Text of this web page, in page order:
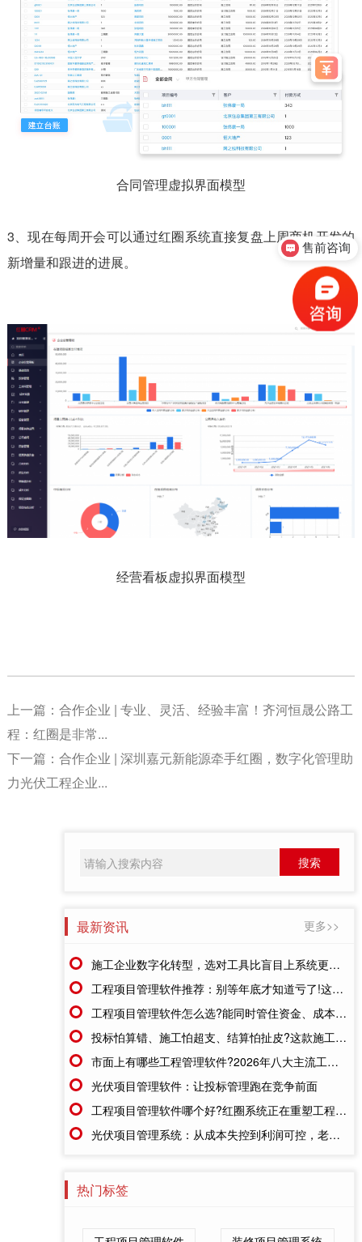
合同管理虚拟界面模型
3、现在每周开会可以通过红圈系统直接复盘上周商机开发的
新增量和跟进的进展。
经营看板虚拟界面模型
上一篇： 合作企业 | 专业、灵活、经验丰富！齐河恒晟公路工
程：红圈是非常...
下一篇： 合作企业 | 深圳嘉元新能源牵手红圈，数字化管理助
力光伏工程企业...
最新资讯 更多>>
施工企业数字化转型，选对工具比盲目上系统更重要
工程项目管理软件推荐：别等年底才知道亏了!这套系统让每一分钱都有迹可循
工程项目管理软件怎么选?能同时管住资金、成本、进度的才靠谱
投标怕算错、施工怕超支、结算怕扯皮?这款施工成本管理系统一招全解决
市面上有哪些工程管理软件?2026年八大主流工具深度盘点
光伏项目管理软件：让投标管理跑在竞争前面
工程项目管理软件哪个好?红圈系统正在重塑工程企业的"数字大脑"
光伏项目管理系统：从成本失控到利润可控，老板只需做对一步
热门标签
售前咨询